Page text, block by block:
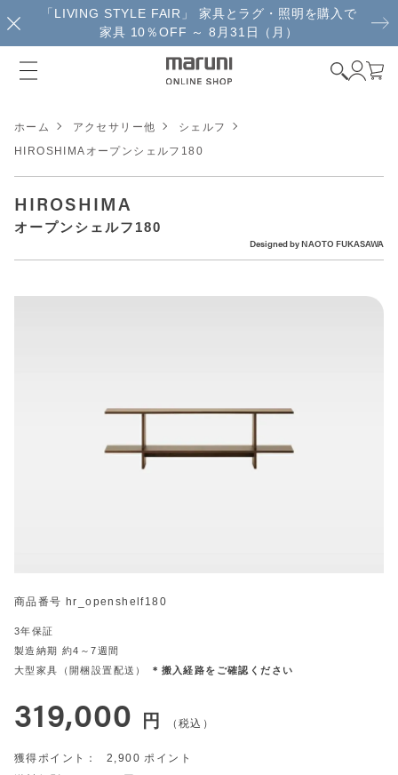
「LIVING STYLE FAIR」 家具とラグ・照明を購入で
家具 10％OFF ～ 8月31日（月）
ホーム アクセサリー他
シェルフ
HIROSHIMAオープンシェルフ180
HIROSHIMA
オープンシェルフ180
Designed byNAOTO FUKASAWA
商品番号 hr_openshelf180
3年保証
製造納期 約4～7週間
大型家具（開梱設置配送）
＊搬入経路をご確認ください
319,000 税込
2,900